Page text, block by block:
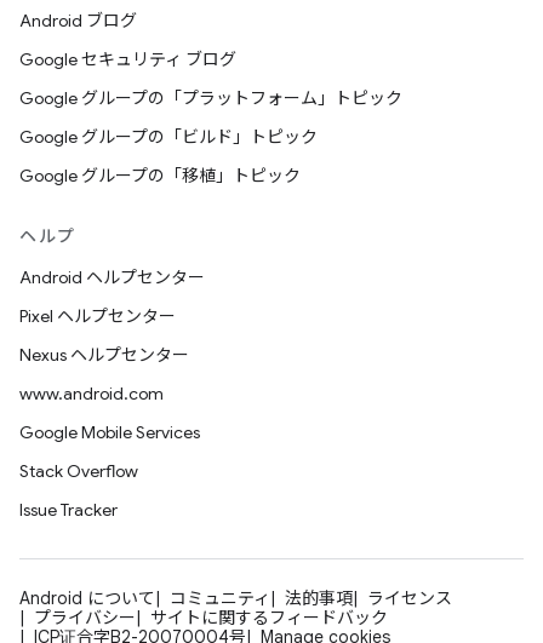
Android ブログ
Google セキュリティ ブログ
Google グループの「プラットフォーム」トピック
Google グループの「ビルド」トピック
Google グループの「移植」トピック
ヘルプ
Android ヘルプセンター
Pixel ヘルプセンター
Nexus ヘルプセンター
www.android.com
Google Mobile Services
Stack Overflow
Issue Tracker
Android について コミュニティ 法的事項
ライセンス
プライバシー
サイトに関するフィードバック
ICP证合字B2-20070004号
Manage cookies